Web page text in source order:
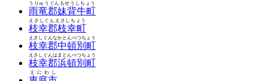
雨竜郡妹背牛町
うりゅうぐんもせうしちょう
枝幸郡枝幸町
えさしぐんえさしちょう
枝幸郡中頓別町
えさしぐんなかとんべつちょう
枝幸郡浜頓別町
えさしぐんはまとんべつちょう
えにわし